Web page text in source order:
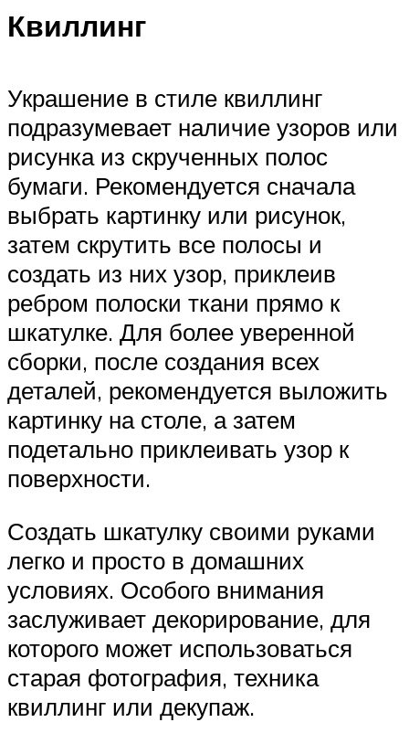
Квиллинг
Украшение в стиле квиллинг
подразумевает наличие узоров или
рисунка из скрученных полос
бумаги. Рекомендуется сначала
выбрать картинку или рисунок,
затем скрутить все полосы и
создать из них узор, приклеив
ребром полоски ткани прямо к
шкатулке. Для более уверенной
сборки, после создания всех
деталей, рекомендуется выложить
картинку на столе, а затем
подетально приклеивать узор к
поверхности.
Создать шкатулку своими руками
легко и просто в домашних
условиях. Особого внимания
заслуживает декорирование, для
которого может использоваться
старая фотография, техника
квиллинг или декупаж.